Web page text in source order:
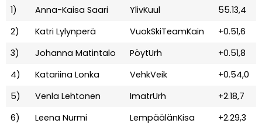
1) Anna-Kaisa Saari YlivKuul
55.13,4
2)
Katri Lylynperä VuokSkiTeamKain
+0.51,6
3)
Johanna Matintalo PöytUrh
+0.51,8
4)
Katariina Lonka VehkVeik
+0.54,0
5)
Venla Lehtonen ImatrUrh
+2.18,7
6)
Leena Nurmi LempäälänKisa
+2.29,3